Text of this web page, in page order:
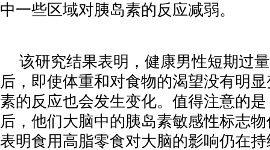
中一些区域对胰岛素的反应减弱。
该研究结果表明，健康男性短期过
后，即使体重和对食物的渴望没有明
素的反应也会发生变化。值得注意的
后，他们大脑中的胰岛素敏感性标志
表明食用高脂零食对大脑的影响仍在